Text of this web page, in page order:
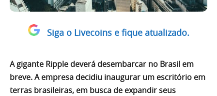
Siga o Livecoins e fique atualizado.
A gigante Ripple deverá desembarcar no Brasil em
breve. A empresa decidiu inaugurar um escritório em
terras brasileiras, em busca de expandir seus